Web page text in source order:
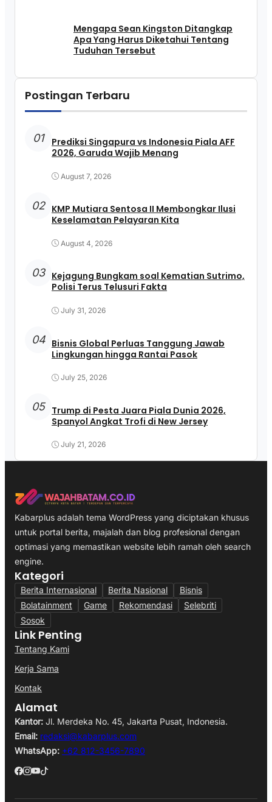
Mengapa Sean Kingston Ditangkap
Apa Yang Harus Diketahui Tentang
Tuduhan Tersebut
Postingan Terbaru
01
Prediksi Singapura vs Indonesia Piala AFF
2026, Garuda Wajib Menang
August 7, 2026
02 KMP Mutiara Sentosa II Membongkar Ilusi
Keselamatan Pelayaran Kita
August 4, 2026
03 Kejagung Bungkam soal Kematian Sutrimo,
Polisi Terus Telusuri Fakta
July 31, 2026
04 Bisnis Global Perluas Tanggung Jawab
Lingkungan hingga Rantai Pasok
July 25, 2026
05 Trump di Pesta Juara Piala Dunia 2026,
Spanyol Angkat Trofi di New Jersey
July 21, 2026
Kabarplus adalah tema WordPress yang diciptakan khusus
untuk portal berita, majalah dan blog profesional dengan
optimasi yang memastikan website lebih ramah oleh search
engine.
Kategori
Berita Internasional Berita Nasional
Bisnis
Bolatainment
Game Rekomendasi
Selebriti
Sosok
Link Penting
Tentang Kami
Kerja Sama
Kontak
Alamat
Kantor: Jl. Merdeka No. 45, Jakarta Pusat, Indonesia.
Email: redaksi@kabarplus.com
WhatsApp: +62 812-3456-7890